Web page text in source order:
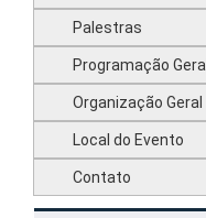
Palestras
Programação Geral
Organização Geral
Local do Evento
Contato